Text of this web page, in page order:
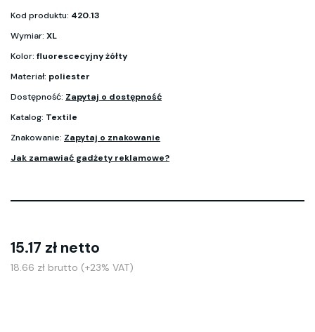
Kod produktu: 420.13
Wymiar: XL
Kolor: fluorescecyjny żółty
Materiał: poliester
Dostępność: Zapytaj o dostępność
Katalog: Textile
Znakowanie: Zapytaj o znakowanie
Jak zamawiać gadżety reklamowe?
15.17 zł netto
18.66 zł brutto (+23% VAT)